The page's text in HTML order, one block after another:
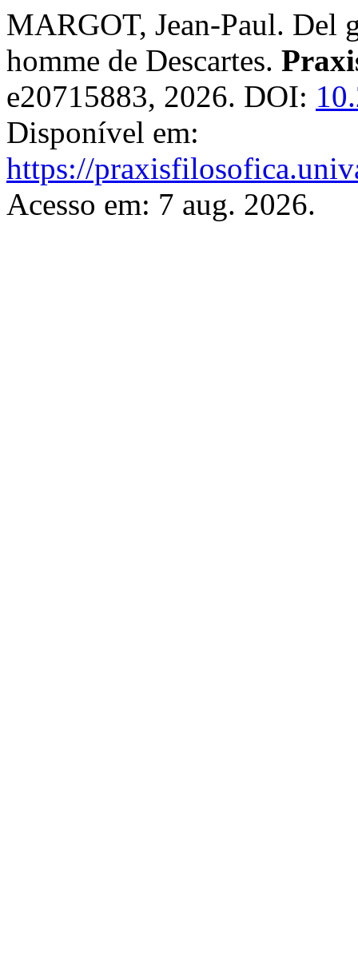
MARGOT, Jean-Paul. Del
homme de Descartes.
e20715883, 2026. DOI:
Disponível em:
https://
Acesso em: 7 aug. 2026.